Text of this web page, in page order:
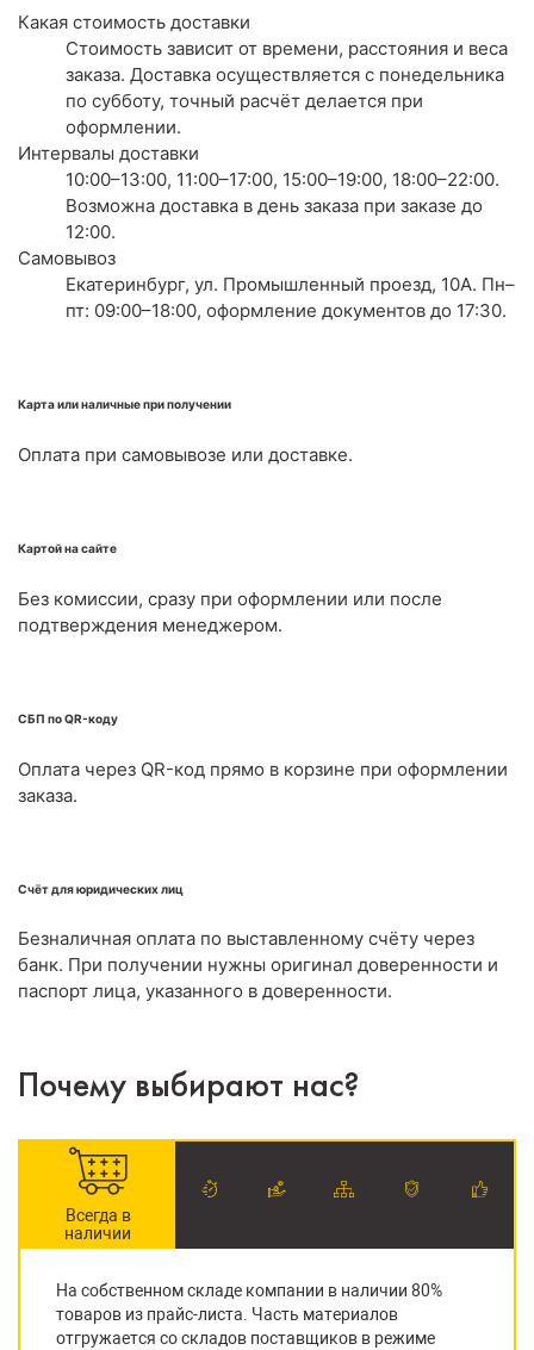
Какая стоимость доставки
Стоимость зависит от времени, расстояния и веса
заказа. Доставка осуществляется с понедельника
по субботу, точный расчёт делается при
оформлении.
Интервалы доставки
10:00–13:00, 11:00–17:00, 15:00–19:00, 18:00–22:00.
Возможна доставка в день заказа при заказе до
12:00.
Самовывоз
Екатеринбург, ул. Промышленный проезд, 10А. Пн–
пт: 09:00–18:00, оформление документов до 17:30.
Карта или наличные при получении
Оплата при самовывозе или доставке.
Картой на сайте
Без комиссии, сразу при оформлении или после
подтверждения менеджером.
СБП по QR-коду
Оплата через QR-код прямо в корзине при оформлении
заказа.
Счёт для юридических лиц
Безналичная оплата по выставленному счёту через
банк. При получении нужны оригинал доверенности и
паспорт лица, указанного в доверенности.
Почему выбирают нас?
Всегда в
наличии
На собственном складе компании в наличии 80%
товаров из прайс-листа. Часть материалов
отгружается со складов поставщиков в режиме